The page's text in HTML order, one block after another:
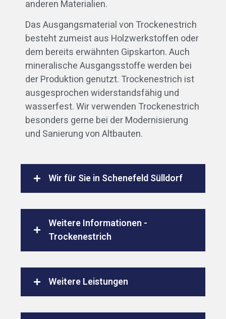
anderen Materialien.
Das Ausgangsmaterial von Trockenestrich
besteht zumeist aus Holzwerkstoffen oder
dem bereits erwähnten Gipskarton. Auch
mineralische Ausgangsstoffe werden bei
der Produktion genutzt. Trockenestrich ist
ausgesprochen widerstandsfähig und
wasserfest. Wir verwenden Trockenestrich
besonders gerne bei der Modernisierung
und Sanierung von Altbauten.
Wir für Sie in Schenefeld Sülldorf
Weitere Informationen -
Trockenestrich
Weitere Leistungen